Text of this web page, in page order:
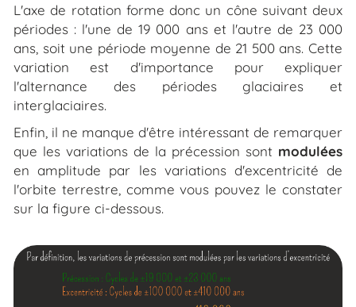
L'axe de rotation forme donc un cône suivant deux
périodes : l'une de 19 000 ans et l'autre de 23 000
ans, soit une période moyenne de 21 500 ans. Cette
variation est d'importance pour expliquer
l'alternance des périodes glaciaires et
interglaciaires.
Enfin, il ne manque d'être intéressant de remarquer
que les variations de la précession sont modulées
en amplitude par les variations d'excentricité de
l'orbite terrestre, comme vous pouvez le constater
sur la figure ci-dessous.